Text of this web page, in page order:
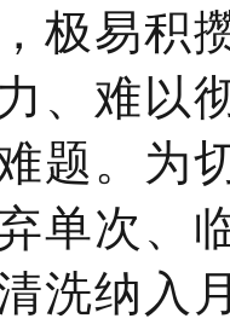
极易积
、难以
题。为
单次、
洗纳入